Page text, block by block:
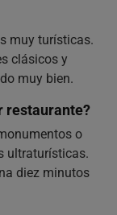
muy turísticas.
clásicos y
muy bien.
restaurante?
o
ultraturísticas.
diez minutos